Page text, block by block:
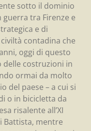
sotto il dominio
guerra tra Firenze e
e di
contadina che
oggi di questo
costruzioni in
ormai da molto
del paese – a cui si
o in bicicletta da
risalente all’XI
Battista, mentre